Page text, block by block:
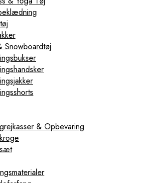
Snowboardtøj
& Opbevaring